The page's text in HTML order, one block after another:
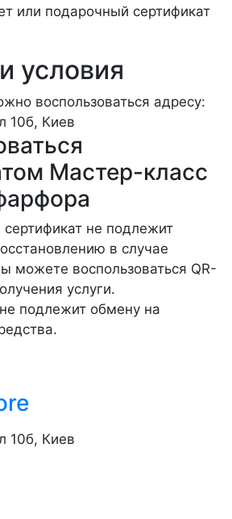
или подарочный сертификат
условия
воспользоваться адресу:
10б, Киев
Мастер-класс
не подлежит
в случае
можете воспользоваться QR-
услуги.
подлежит обмену на
10б, Киев